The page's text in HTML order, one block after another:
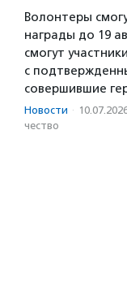
Волонтеры
награды до 19
смогут
с
совершившие
Новости ·
чест­во